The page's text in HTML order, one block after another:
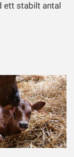
ett stabilt antal